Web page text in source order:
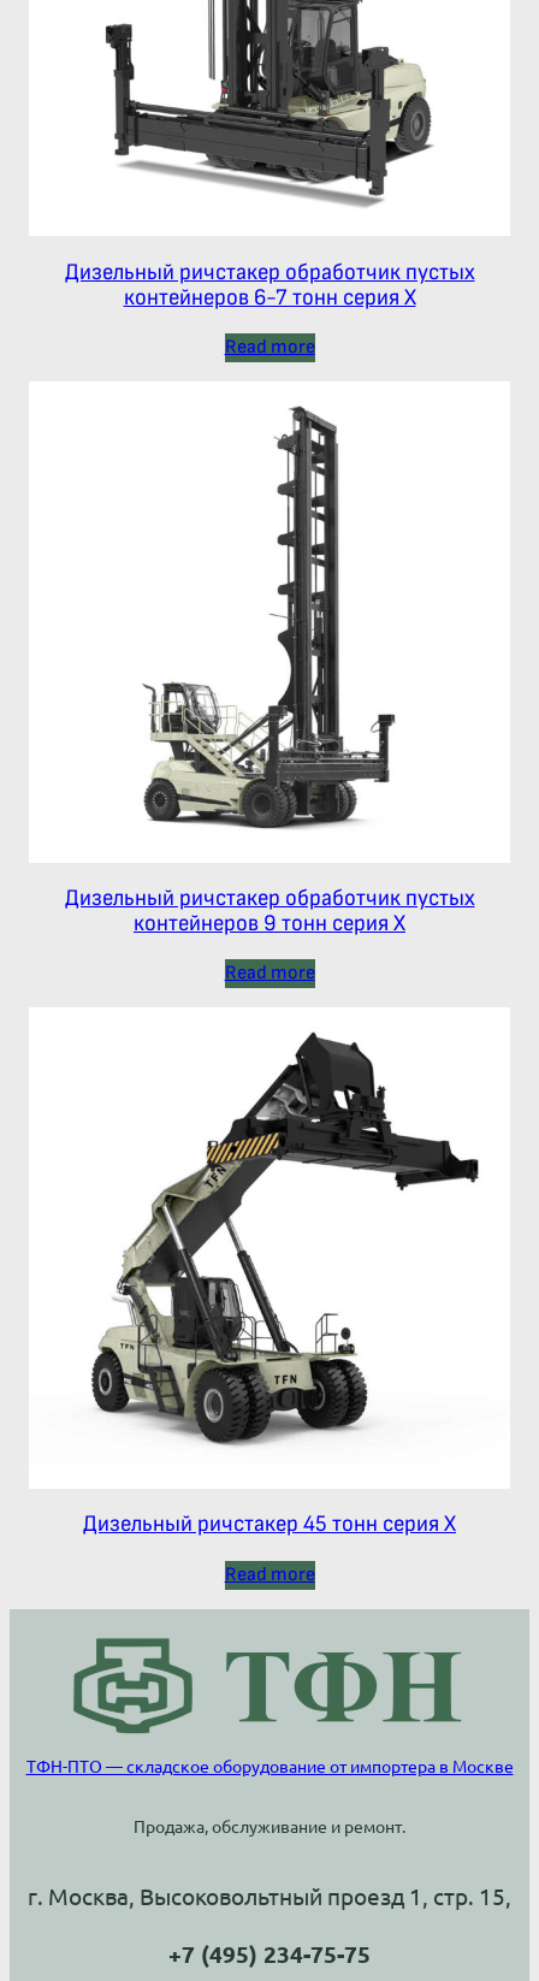
Дизельный ричстакер обработчик пустых
контейнеров 6-7 тонн серия Х
Read more
Дизельный ричстакер обработчик пустых
контейнеров 9 тонн серия Х
Read more
Дизельный ричстакер 45 тонн серия Х
Read more
ТФН-ПТО — складское оборудование от импортера в Москве
Продажа, обслуживание и ремонт.
г. Москва, Высоковольтный проезд 1, стр. 15,
+7 (495) 234-75-75